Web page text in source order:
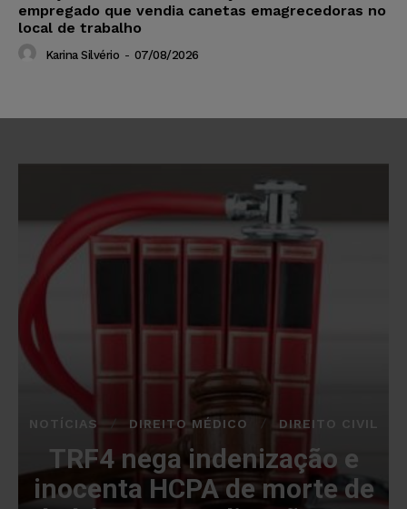
empregado que vendia canetas emagrecedoras no
local de trabalho
Karina Silvério - 07/08/2026